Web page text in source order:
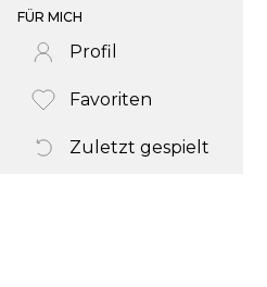
FÜR MICH
Profil
Favoriten
Zuletzt gespielt